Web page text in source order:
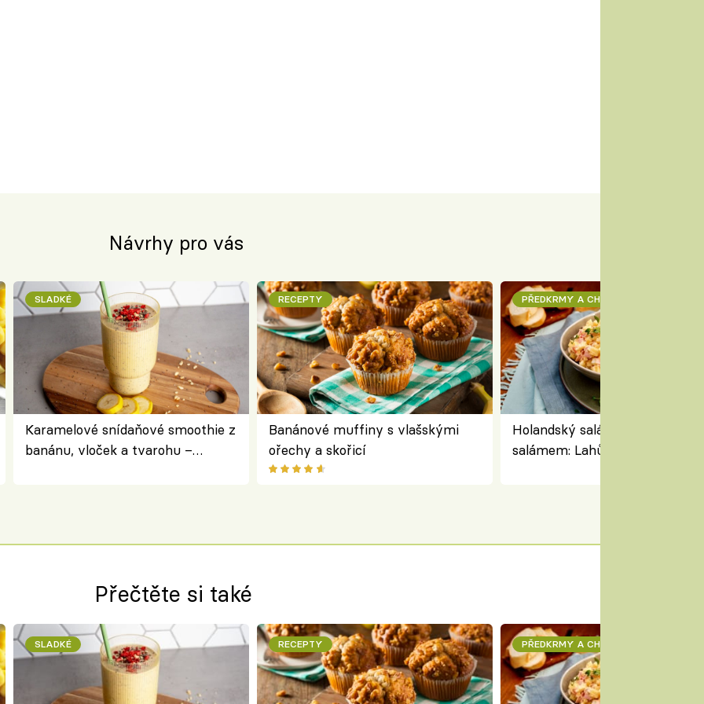
Návrhy pro vás
SLADKÉ
Karamelové snídaňové smoothie z
banánu, vloček a tvarohu –
RECEPTY
Banánové muffiny s vlašskými
ořechy a skořicí
PŘEDKRMY A CHUŤOVKY
Holandský salát se sýrem a
salámem: Lahůdkářská retro
Přečtěte si také
SLADKÉ RECEPTY PŘEDKRMY A CHUŤOVKY